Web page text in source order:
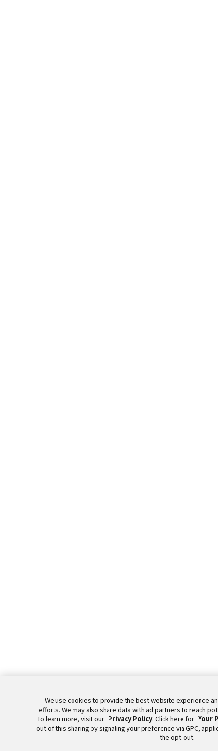
We use cookies to provide the best website experience
efforts. We may also share data with ad partners to reach
To learn more, visit our Privacy Policy. Click here for Your
out of this sharing by signaling your preference via GPC,
the opt-out.